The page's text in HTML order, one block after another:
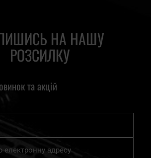
НА НАШУ
РОЗСИЛКУ
та акцій